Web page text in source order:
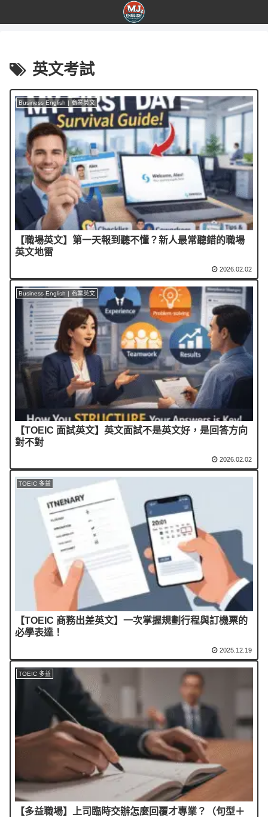
英文考試
Business English | 商業英文
【職場英文】第一天報到聽不懂？新人最常聽錯的職場
英文地雷
2026.02.02
Business English | 商業英文
【TOEIC 面試英文】英文面試不是英文好，是回答方向
對不對
2026.02.02
TOEIC 多益
【TOEIC 商務出差英文】一次掌握規劃行程與訂機票的
必學表達！
2025.12.19
TOEIC 多益
【多益職場】上司臨時交辦怎麼回覆才專業？（句型＋